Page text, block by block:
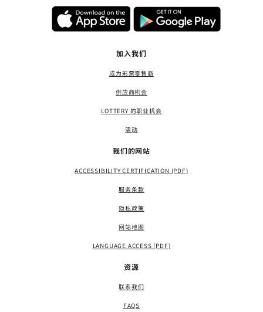
加入我们
成为彩票零售商
供应商机会
LOTTERY 的职业机会
活动
我们的网站
ACCESSIBILITY CERTIFICATION (PDF)
服务条款
隐私政策
网站地图
LANGUAGE ACCESS (PDF)
资源
联系我们
FAQS